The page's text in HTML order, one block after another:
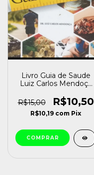
Livro Guia de Saude
Luiz Carlos Mendoça
R$15,00
R$10,50
R$10,19 com Pix